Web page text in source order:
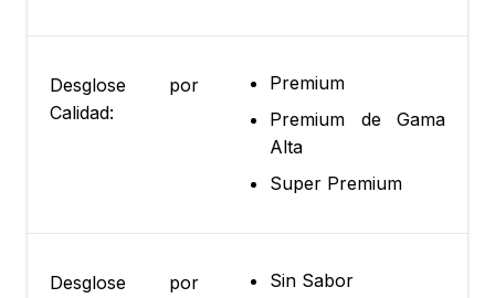
Desglose por
Calidad:
Premium
Premium de Gama
Alta
Super Premium
Desglose por
Sin Sabor